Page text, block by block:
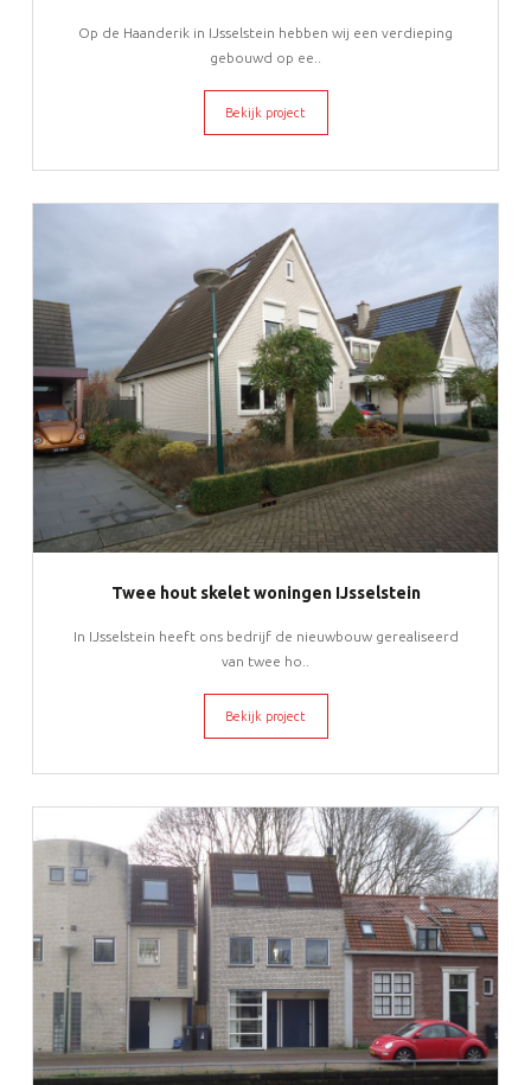
Op de Haanderik in IJsselstein hebben wij een verdieping
gebouwd op ee..
Bekijk project
Twee hout skelet woningen IJsselstein
In IJsselstein heeft ons bedrijf de nieuwbouw gerealiseerd
van twee ho..
Bekijk project